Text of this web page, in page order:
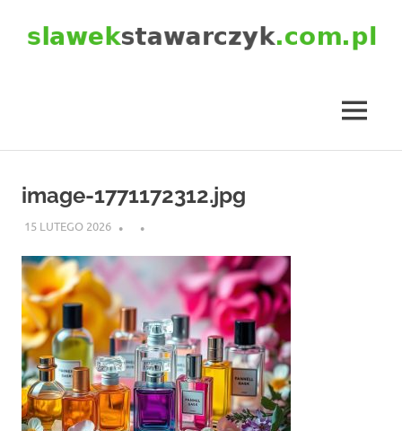
MENU
image-1771172312.jpg
15 LUTEGO 2026